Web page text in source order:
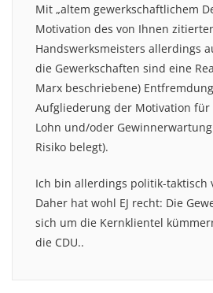
Mit „altem gewerkschaftlichem
Motivation des von Ihnen
Handswerksmeisters allerdings
die Gewerkschaften sind eine
Marx beschriebene)
Aufgliederung der Motivation
Lohn und/oder
Risiko belegt).
Ich bin allerdings politik-taktisch
Daher hat wohl EJ recht: Die
sich um die Kernklientel
die CDU..